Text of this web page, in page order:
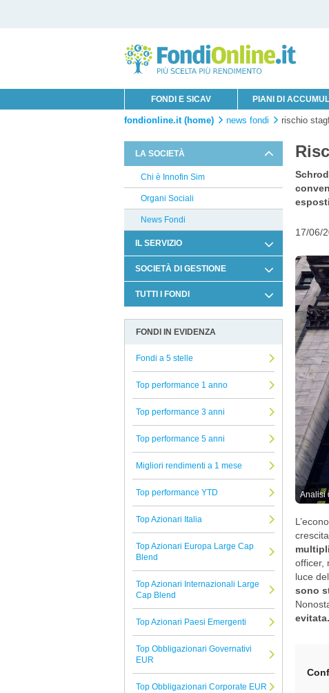
FONDI E SICAV PIANI DI
fondionline.it (home) news fondi rischio
LA SOCIETÀ
Chi è Innofin Sim
Organi Sociali
News Fondi
IL SERVIZIO
Condizioni di Utilizzo
Legale
Arbitro Controversie Finanziarie
Informativa Cookie
Reclami Assicurativi
SOCIETÀ DI GESTIONE
Infusive Fund
G Fund
Axa
Ethenea
EI Sturdza
Banca del Sempione
Symphonia SGR
Neuberger Berman
Pegaso Capital Partners
Compass
Albermarle
Pictet
T. Rowe Price
Augmenta SICAV
Belgrave
TUTTI I FONDI
Allocazione
Azionari
Beni reali
Strategie alternative
Titoli a reddito fisso
Titoli Ibridi
Tutti i fondi confrontati
17/06/
Analisi
officer,
luce
sono
evitata.
FONDI IN EVIDENZA
Fondi a 5 stelle
Top performance 1 anno
Top performance 3 anni
Top performance 5 anni
Migliori rendimenti a 1 mese
Top performance YTD
Top Azionari Italia
Top Azionari Europa Large Cap
Blend
Top Azionari Internazionali Large
Cap Blend
Top Azionari Paesi Emergenti
Top Obbligazionari Governativi
EUR
Top Obbligazionari Corporate EUR